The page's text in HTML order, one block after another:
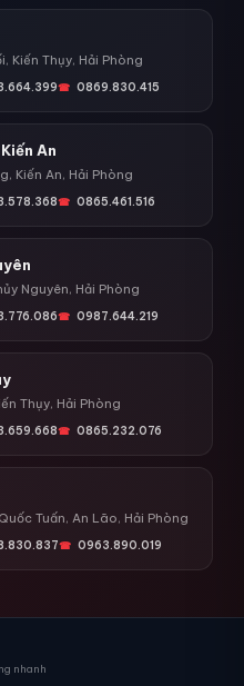
Kiến Thụy, Hải Phòng
0869.830.415
An
Kiến An, Hải Phòng
0865.461.516
Nguyên, Hải Phòng
0987.644.219
Thụy, Hải Phòng
0865.232.076
Tuấn, An Lão, Hải Phòng
0963.890.019
nhanh